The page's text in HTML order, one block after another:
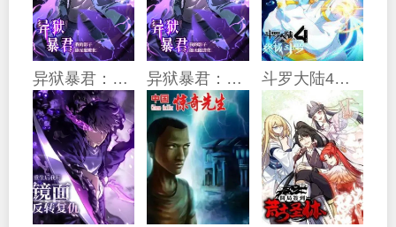
异狱暴君：我的影子能无限进化 异狱暴君：我的影子能无限进化 斗罗大陆4终极斗罗